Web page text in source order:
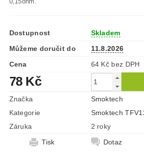
Dostupnost
Skladem
Můžeme doručit do
11.8.2026
Cena
64 Kč bez DPH
78 Kč
Značka
Smoktech
Kategorie
Smoktech
Záruka
2 roky
Tisk
Dotaz